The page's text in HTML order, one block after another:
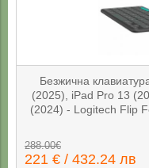
Безжична
(2025), iPad Pro 13
(2024) - Logitech Flip
288.00€
221 € / 432.24 лв